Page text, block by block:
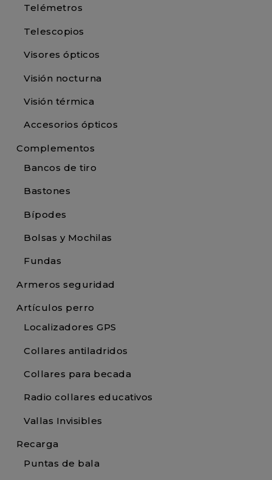
Telémetros
Telescopios
Visores ópticos
Visión nocturna
Visión térmica
Accesorios ópticos
Complementos
Bancos de tiro
Bastones
Bípodes
Bolsas y Mochilas
Fundas
Armeros seguridad
Artículos perro
Localizadores GPS
Collares antiladridos
Collares para becada
Radio collares educativos
Vallas Invisibles
Recarga
Puntas de bala